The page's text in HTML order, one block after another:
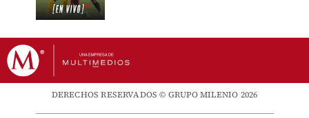
DERECHOS RESERVADOS © GRUPO MILENIO 2026